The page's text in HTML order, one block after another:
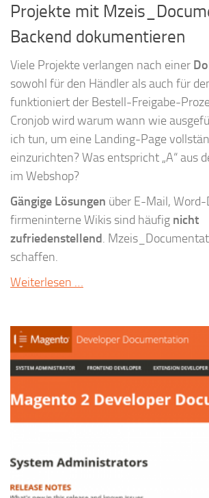
Projekte mit
Backend dokumentieren
Viele Projekte verlangen nach einer
sowohl für den Händler als auch für
funktioniert der Bestell-Freigabe-
Cronjob wird warum wann wie
ich tun, um eine Landing-Page
einzurichten? Was entspricht „A“ aus
im Webshop?
Gängige Lösungen über E-Mail,
firmeninterne Wikis sind häufig nicht
zufriedenstellend.
schaffen.
Weiterlesen …